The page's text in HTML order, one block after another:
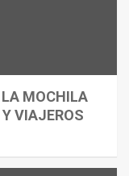
MOCHILA
VIAJEROS